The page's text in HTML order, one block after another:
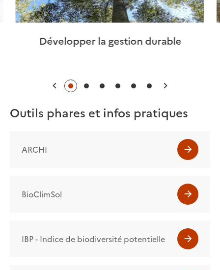
Développer la gestion durable
Outils phares et infos pratiques
ARCHI
BioClimSol
IBP - Indice de biodiversité potentielle